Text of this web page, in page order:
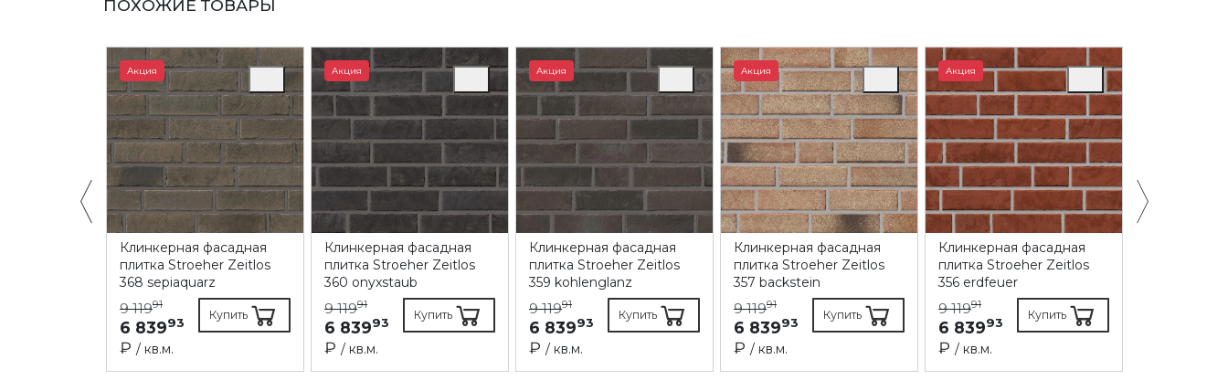
ПОХОЖИЕ ТОВАРЫ
Акция
Клинкерная фасадная
плитка Stroeher Zeitlos
368 sepiaquarz
9 11991
6 83993
₽ / кв.м.
Купить
Акция
Клинкерная фасадная
плитка Stroeher Zeitlos
360 onyxstaub
9 11991
6 83993
₽ / кв.м.
Купить
Акция
Клинкерная фасадная
плитка Stroeher Zeitlos
359 kohlenglanz
9 11991
6 83993
₽ / кв.м.
Купить
Акция
Клинкерная фасадная
плитка Stroeher Zeitlos
357 backstein
9 11991
6 83993
₽ / кв.м.
Купить
Акция
Клинкерная фасадная
плитка Stroeher Zeitlos
356 erdfeuer
9 11991
6 83993
₽ / кв.м.
Купить